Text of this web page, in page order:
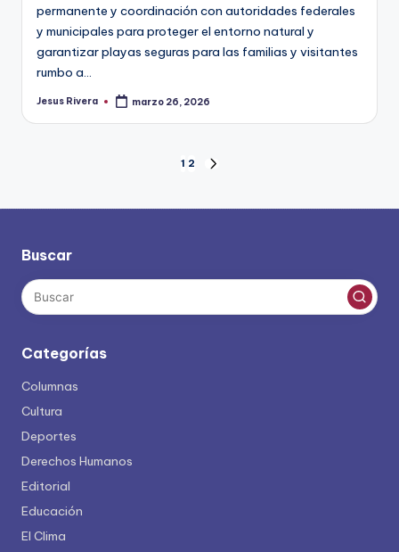
permanente y coordinación con autoridades federales
y municipales para proteger el entorno natural y
garantizar playas seguras para las familias y visitantes
rumbo a…
Publicado
Jesus Rivera marzo 26, 2026
de
1 2
Buscar
Categorías
Columnas
Cultura
Deportes
Derechos Humanos
Editorial
Educación
El Clima